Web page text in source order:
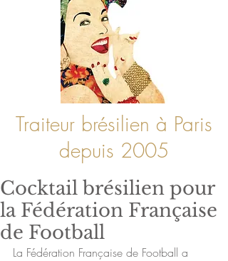
Traiteur brésilien à Paris
depuis 2005
Cocktail brésilien pour
la Fédération Française
de Football
La Fédération Française de Football a